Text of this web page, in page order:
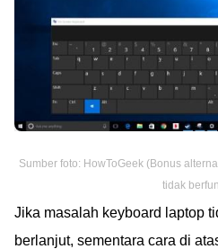
Sumber foto: HowToGeek (Bonus
tidak
Jika masalah keyboard laptop
berlanjut, sementara cara di